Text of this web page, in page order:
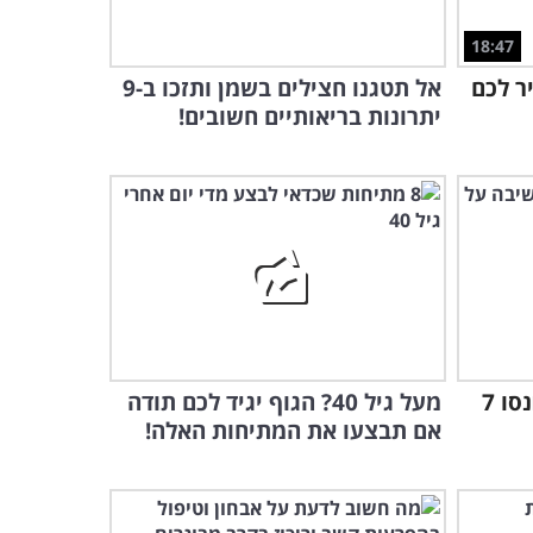
המומחים מסבירים: ככה
תטפלו באופן טבעי בכולסטרול
גבוה
חשוב להקפיד על צריכת
2:22
"הנה זה בא" - הקשיבו לשיר
4:46
הרופא הזה בדק ומצא את
18:47
לכם
אל תטגנו חצילים בשמן ותזכו ב-9
יתרונות בריאותיים חשובים!
שימו את מזרון היוגה בצד ונסו 7
מעל גיל 40? הגוף יגיד לכם תודה
אם תבצעו את המתיחות האלה!